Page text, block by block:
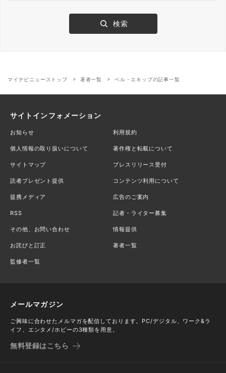
マイナビニューストップ 著者一覧 ベル・エキップの記事一覧
サイトインフォメーション
お知らせ 利用規約
個人情報の取り扱いについて 著作権と転載について
サイトマップ プレスリリース受付
読者プレゼント提供 コンテンツ利用について
提携メディア 広告のご案内
RSS 記者・ライター募集
その他、お問い合わせ 情報提供
お詫びと訂正 著者一覧
監修者一覧
メールマガジン
ご興味に合わせたメルマガを配信しております。PC/デジタル、ワーク&ラ
イフ、エンタメ/ホビーの3種類を用意。
無料登録はこちら